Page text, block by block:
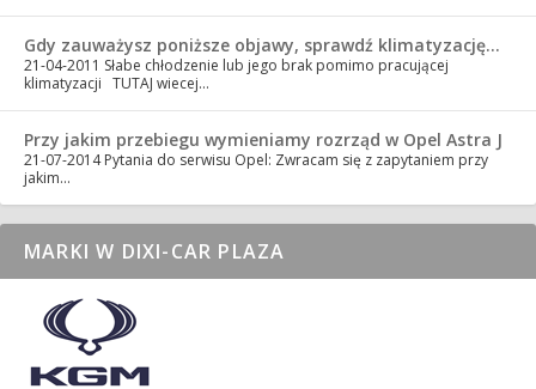
Gdy zauważysz poniższe objawy, sprawdź klimatyzację…
21-04-2011 Słabe chłodzenie lub jego brak pomimo pracującej
klimatyzacji TUTAJ wiecej…
Przy jakim przebiegu wymieniamy rozrząd w Opel Astra J
21-07-2014 Pytania do serwisu Opel: Zwracam się z zapytaniem przy
jakim…
MARKI W DIXI-CAR PLAZA